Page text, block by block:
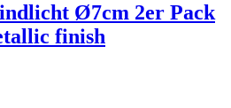
Ø7cm 2er Pack
finish